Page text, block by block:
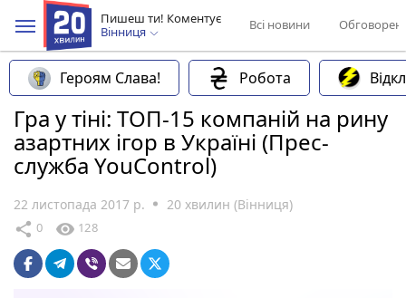
Пишеш ти! Коментує
Вінниця
Всі новини
Героям Слава! Робота
Гра у тіні: ТОП-15 компаній на рину
азартних ігор в Україні (Прес-
служба YouControl)
22 листопада 2017 р. 20 хвилин (Вінниця)
share 0 visibility 128